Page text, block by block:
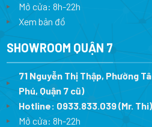
Mở cửa: 8h-22h
Xem bản đồ
SHOWROOM QUẬN 7
71 Nguyễn Thị Thập, Phường
Phú, Quận 7 cũ)
Hotline: 0933.833.039(Mr. Thi)
Mở cửa: 8h-22h